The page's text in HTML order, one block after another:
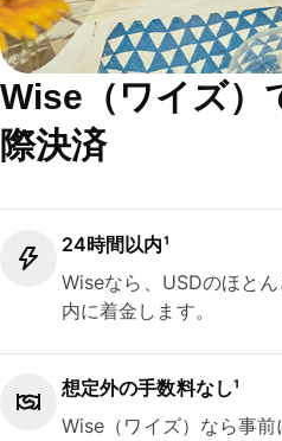
Wise（ワイズ）
際決済
24時間以内¹
Wiseなら、USDのほと
内に着金します。
想定外の手数料なし¹
Wise（ワイズ）なら事